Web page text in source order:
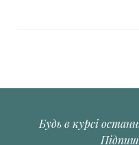
Будь в курсі